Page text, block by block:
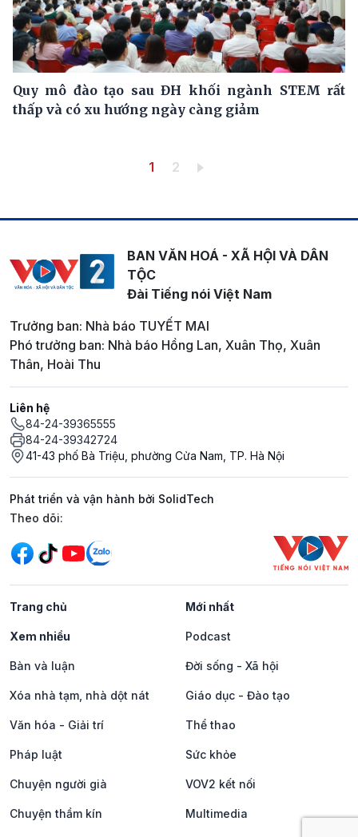
Quy mô đào tạo sau ĐH khối ngành STEM rất
thấp và có xu hướng ngày càng giảm
Trang hiện thời
1 Trang
2
BAN VĂN HOÁ - XÃ HỘI VÀ DÂN
TỘC
Đài Tiếng nói Việt Nam
Trưởng ban: Nhà báo TUYẾT MAI
Phó trưởng ban: Nhà báo Hồng Lan, Xuân Thọ, Xuân
Thân, Hoài Thu
Liên hệ
84-24-39365555
84-24-39342724
41-43 phố Bà Triệu, phường Cửa Nam, TP. Hà Nội
Phát triển và vận hành bởi SolidTech
Mạng xã hội
Theo dõi:
Trang chủ Mới nhất
Xem nhiều Podcast
Bàn và luận Đời sống - Xã hội
Xóa nhà tạm, nhà dột nát Giáo dục - Đào tạo
Văn hóa - Giải trí Thể thao
Pháp luật Sức khỏe
Chuyện người già VOV2 kết nối
Chuyện thầm kín Multimedia